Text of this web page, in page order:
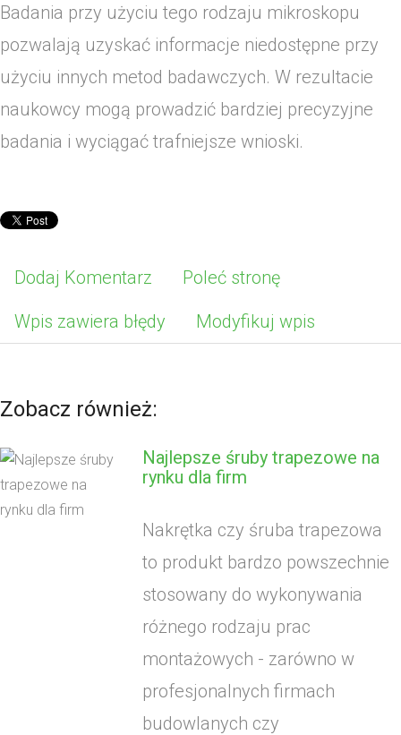
Badania przy użyciu tego rodzaju mikroskopu
pozwalają uzyskać informacje niedostępne przy
użyciu innych metod badawczych. W rezultacie
naukowcy mogą prowadzić bardziej precyzyjne
badania i wyciągać trafniejsze wnioski.
Dodaj Komentarz Poleć stronę
Wpis zawiera błędy Modyfikuj wpis
Zobacz również:
Najlepsze śruby trapezowe na
rynku dla firm
Nakrętka czy śruba trapezowa
to produkt bardzo powszechnie
stosowany do wykonywania
różnego rodzaju prac
montażowych - zarówno w
profesjonalnych firmach
budowlanych czy